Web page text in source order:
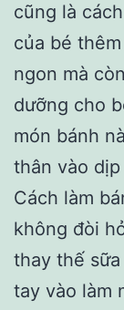
cũng là
của bé
ngon mà
dưỡng cho
món bánh
thân vào
Cách làm
không đòi
thay thế
tay vào làm